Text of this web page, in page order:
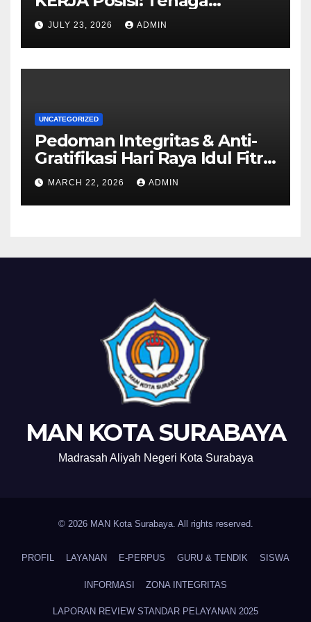
Pendidik
JULY 23, 2026 ADMIN
UNCATEGORIZED
Pedoman Integritas & Anti-
Gratifikasi Hari Raya Idul Fitri
1447 H
MARCH 22, 2026 ADMIN
MAN KOTA SURABAYA
Madrasah Aliyah Negeri Kota Surabaya
© 2026 MAN Kota Surabaya. All rights reserved.
PROFIL LAYANAN E-PERPUS GURU & TENDIK SISWA
INFORMASI ZONA INTEGRITAS
LAPORAN REVIEW STANDAR PELAYANAN 2025